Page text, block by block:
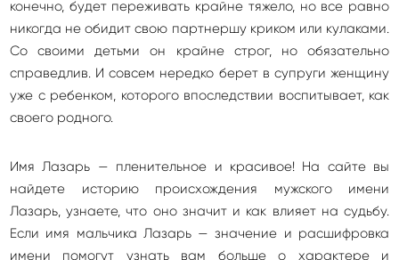
конечно, будет переживать крайне тяжело, но все равно
никогда не обидит свою партнершу криком или кулаками.
Со своими детьми он крайне строг, но обязательно
справедлив. И совсем нередко берет в супруги женщину
уже с ребенком, которого впоследствии воспитывает, как
своего родного.
Имя Лазарь — пленительное и красивое! На сайте вы
найдете историю происхождения мужского имени
Лазарь, узнаете, что оно значит и как влияет на судьбу.
Если имя мальчика Лазарь — значение и расшифровка
имени помогут узнать вам больше о характере и